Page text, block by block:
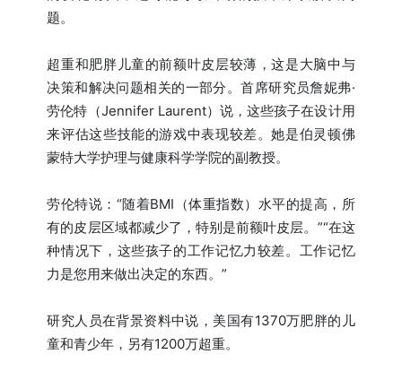
题。
超重和肥胖儿童的前额叶皮层较薄，这是大脑中与
决策和解决问题相关的一部分。首席研究员詹妮弗·
劳伦特（Jennifer Laurent）说，这些孩子在设计用
来评估这些技能的游戏中表现较差。她是伯灵顿佛
蒙特大学护理与健康科学学院的副教授。
劳伦特说：“随着BMI（体重指数）水平的提高，所
有的皮层区域都减少了，特别是前额叶皮层。”“在这
种情况下，这些孩子的工作记忆力较差。工作记忆
力是您用来做出决定的东西。”
研究人员在背景资料中说，美国有1370万肥胖的儿
童和青少年，另有1200万超重。